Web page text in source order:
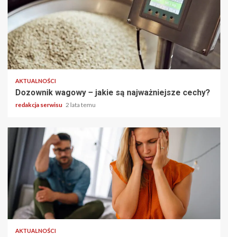
2 min odczytu
AKTUALNOŚCI
Dozownik wagowy – jakie są najważniejsze cechy?
redakcja serwisu 2 lata temu
5 min odczytu
AKTUALNOŚCI